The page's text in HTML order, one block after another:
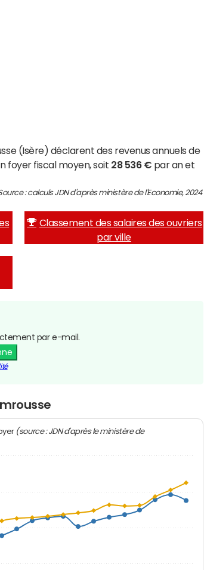
(Isère) déclarent des revenus annuels de
foyer fiscal moyen, soit 28 536 € par an et
: calculs JDN d'après ministère de l'Economie, 2024
Classement des salaires des ouvriers
par ville
par e-mail.
(source : JDN d'après le ministère de